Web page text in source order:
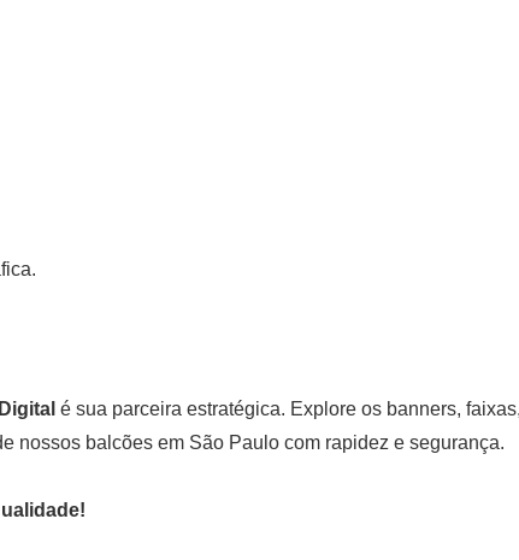
é sua parceira estratégica. Explore os banners, faixas,
nossos balcões em São Paulo com rapidez e segurança.